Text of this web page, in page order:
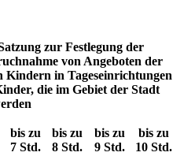
zur Festlegung der
von Angeboten der
in Tageseinrichtungen
die im Gebiet der Stadt
bis zu
7 Std.
bis zu
8 Std.
bis zu
9 Std.
bis zu
10 Std.